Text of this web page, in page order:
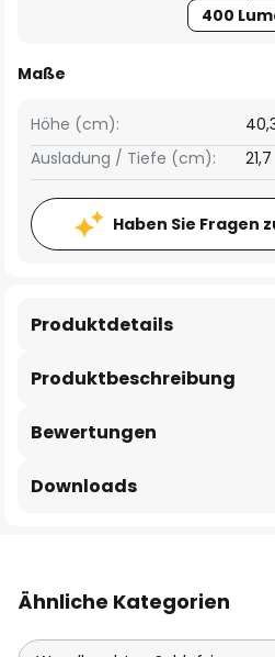
400
Maße
Höhe (cm):
Ausladung / Tiefe (cm):
21,7
Haben Sie Fragen
Produktbeschreibung
Produktdetails
Bewertungen
Downloads
Ähnliche Kategorien